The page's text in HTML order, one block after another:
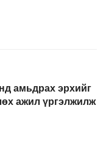
амьдрах эрхийг
ажил үргэлжилж